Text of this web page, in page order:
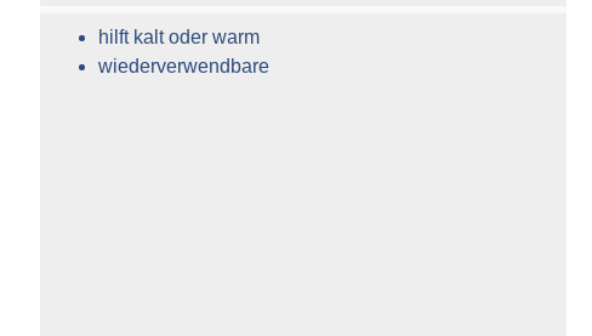
hilft kalt oder warm
wiederverwendbare